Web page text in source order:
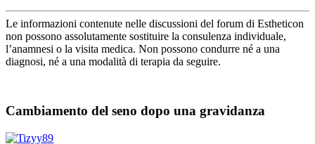
Le informazioni contenute nelle discussioni del forum di Estheticon
non possono assolutamente sostituire la consulenza individuale,
l’anamnesi o la visita medica. Non possono condurre né a una
diagnosi, né a una modalità di terapia da seguire.
Cambiamento del seno dopo una gravidanza